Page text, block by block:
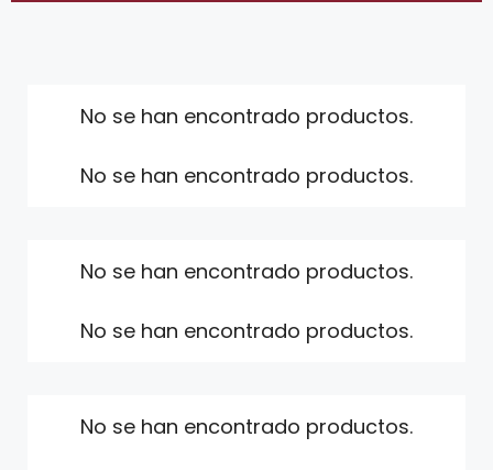
No se han encontrado productos.
No se han encontrado productos.
No se han encontrado productos.
No se han encontrado productos.
No se han encontrado productos.